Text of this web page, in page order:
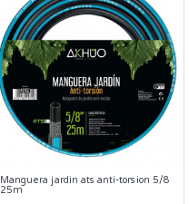
Manguera jardin ats anti-torsion 5/8
25m